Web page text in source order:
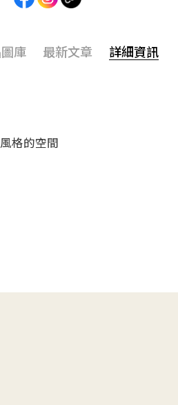
庫 最新文章 詳細資訊
格的空間